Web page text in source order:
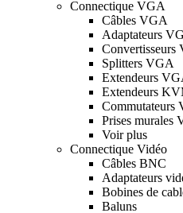
Connectique VGA
Câbles VGA
Adaptateurs
Convertisseurs
Splitters VGA
Extendeurs
Extendeurs
Commutateurs
Prises murales
Voir plus
Connectique Vidéo
Câbles BNC
Adaptateurs
Bobines de
Baluns